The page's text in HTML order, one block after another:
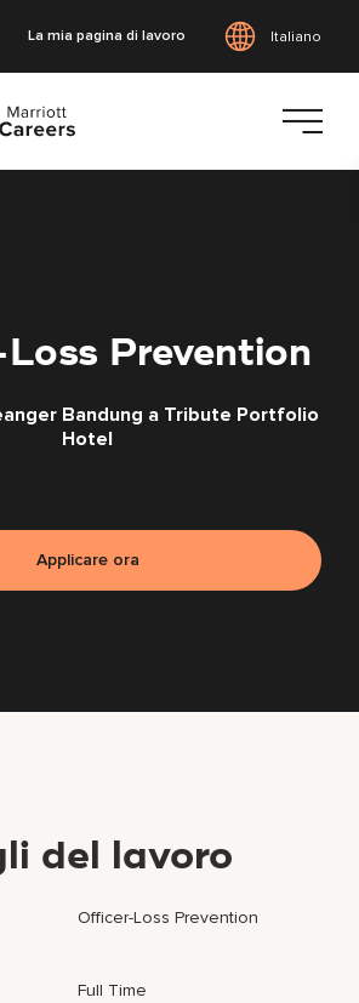
La mia pagina di lavoro Italiano
Prevention
Bandung a Tribute Portfolio
Hotel
Applicare ora
del lavoro
Officer-Loss Prevention
Full Time